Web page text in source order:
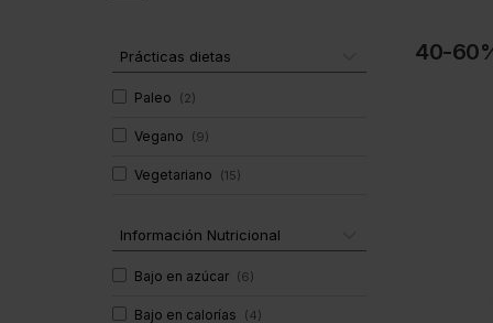
Cena
Proteína
Gainer de Masa
Salud y
Super
Vitaminas & Minerales
Multivitaminas
Inmunidad
Prácticas dietas
Paleo (2)
Vegano (9)
Vegetariano (15)
Información Nutricional
Bajo en azúcar (6)
Bajo en calorías (4)
40-